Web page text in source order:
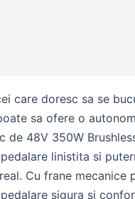
care doresc sa se
sa ofere o
48V 350W
linistita si
Cu frane mecanice
sigura si